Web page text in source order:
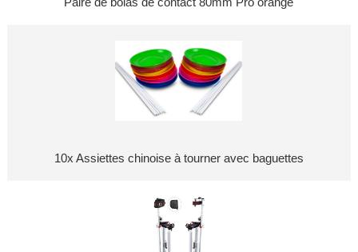
Paire de bolas de contact 80mm Pro orange
10x Assiettes chinoise à tourner avec baguettes